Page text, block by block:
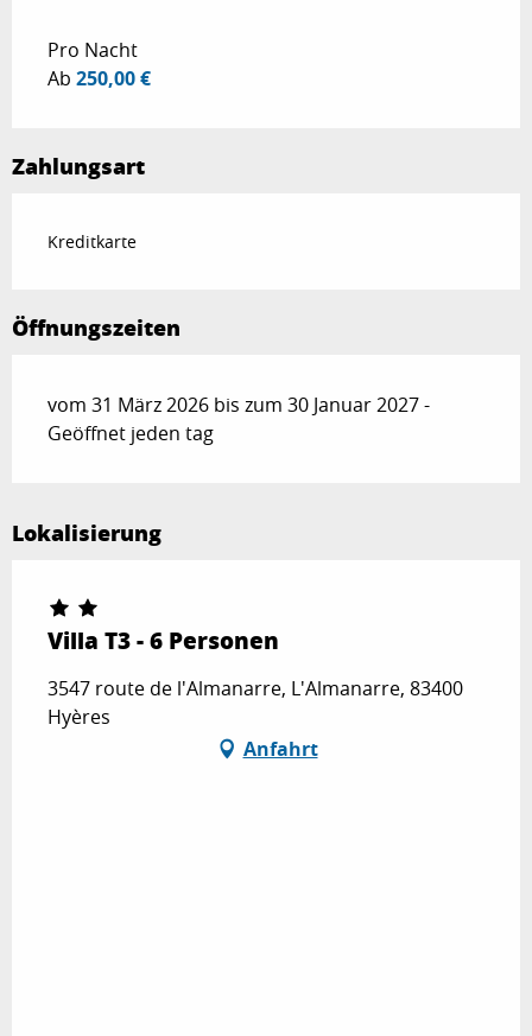
Pro Nacht
Ab 250,00 €
Zahlungsart
Kreditkarte
Öffnungszeiten
vom 31 März 2026 bis zum 30 Januar 2027 -
Geöffnet jeden tag
Lokalisierung
Villa T3 - 6 Personen
3547 route de l'Almanarre, L'Almanarre, 83400
Hyères
Anfahrt